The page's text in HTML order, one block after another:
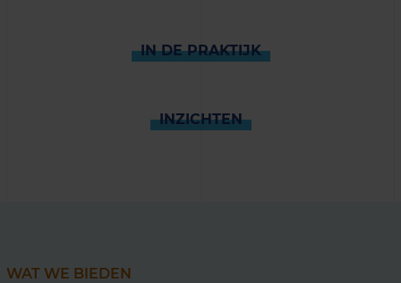
IN DE PRAKTIJK
INZICHTEN
WAT WE BIEDEN